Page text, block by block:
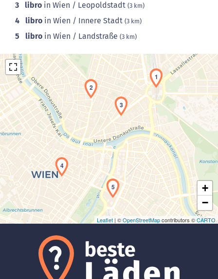
3 libro in Wien / Leopoldstadt (3 km)
4 libro in Wien / Innere Stadt (3 km)
5 libro in Wien / Landstraße (3 km)
Laden der Karte...
1
2
3
4
5
+
−
Leaflet | ©OpenStreetMapcontributors ©CARTO